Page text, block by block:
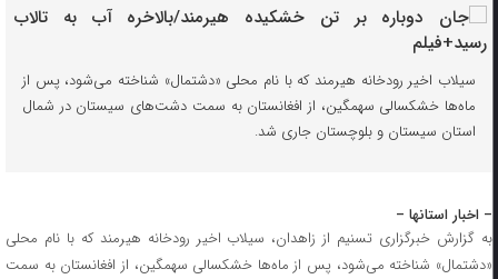
سیلاب اخیر رودخانه هیرمند که با نام محلی «دشتمال» شناخته می‌شود، پس از
ماه‌ها خشکسالی سهمگین، از افغانستان به سمت دشت‌های سیستان در شمال
استان سیستان و بلوچستان جاری شد.
– اخبار استانها –
به گزارش خبرگزاری تسنیم از زاهدان، سیلاب اخیر رودخانه هیرمند که با نام محلی
«دشتمال» شناخته می‌شود، پس از ماه‌ها خشکسالی سهمگین، از افغانستان به سمت